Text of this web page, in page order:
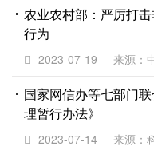
农业农村部：严厉打
行为
2023-07-19 来源：
国家网信办等七部门
理暂行办法》
2023-07-14 来源：